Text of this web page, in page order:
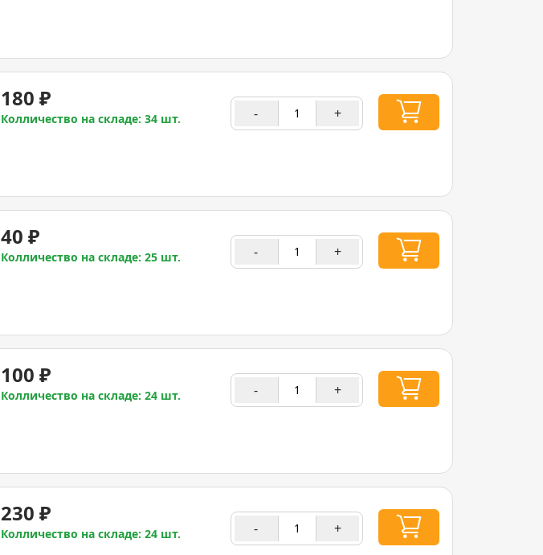
180 ₽
Колличество на складе: 34 шт. - +
40 ₽
Колличество на складе: 25 шт. - +
100 ₽
Колличество на складе: 24 шт. - +
230 ₽
Колличество на складе: 24 шт. - +